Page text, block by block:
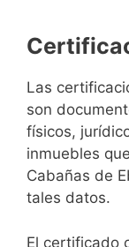
Las
son
físicos,
inmuebles
Cabañas de
tales datos.
El certificado